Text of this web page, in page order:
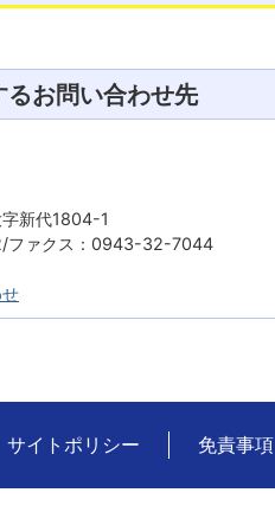
るお問い合わせ先
新代1804-1
ファクス：0943-32-7044
サイトポリシー 免責事項